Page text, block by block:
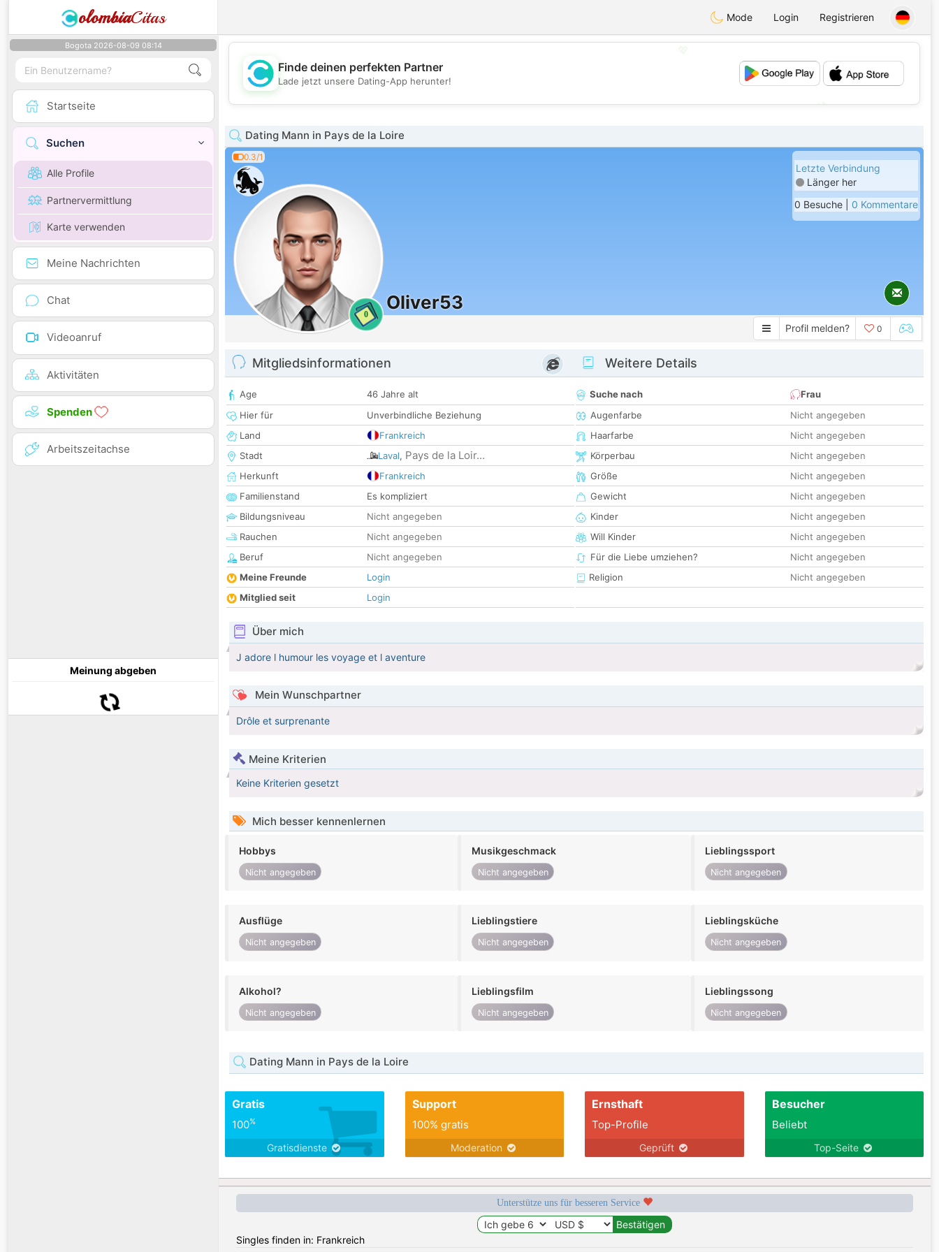
olombiaCitas Mode Login Registrieren
Bogota 2026-08-09 08:14
Startseite
Suchen
Alle Profile
Partnervermittlung
Karte verwenden
Meine Nachrichten
Chat
Videoanruf
Aktivitäten
Spenden
Arbeitszeitachse
Meinung abgeben
💖
💕
Finde deinen perfekten Partner
Lade jetzt unsere Dating-App herunter!
Dating Mann in Pays de la Loire
0.3/1
0
Oliver53
Letzte Verbindung
Länger her
0 Besuche | 0 Kommentare
Profil melden? 0
Mitgliedsinformationen
Age
46 Jahre alt
Hier für
Unverbindliche Beziehung
Land
Frankreich
Stadt
Laval, Pays de la Loir...
Herkunft
Frankreich
Familienstand
Es kompliziert
Bildungsniveau
Nicht angegeben
Rauchen
Nicht angegeben
Beruf
Nicht angegeben
Meine Freunde
Login
Mitglied seit
Login
Weitere Details
Suche nach
Frau
Augenfarbe
Nicht angegeben
Haarfarbe
Nicht angegeben
Körperbau
Nicht angegeben
Größe
Nicht angegeben
Gewicht
Nicht angegeben
Kinder
Nicht angegeben
Will Kinder
Nicht angegeben
Für die Liebe umziehen?
Nicht angegeben
Religion
Nicht angegeben
Über mich
J adore l humour les voyage et l aventure
Mein Wunschpartner
Drôle et surprenante
Meine Kriterien
Keine Kriterien gesetzt
Mich besser kennenlernen
Hobbys
Nicht angegeben
Musikgeschmack
Nicht angegeben
Lieblingssport
Nicht angegeben
Ausflüge
Nicht angegeben
Lieblingstiere
Nicht angegeben
Lieblingsküche
Nicht angegeben
Alkohol?
Nicht angegeben
Lieblingsfilm
Nicht angegeben
Lieblingssong
Nicht angegeben
Dating Mann in Pays de la Loire
Gratis
100%
Gratisdienste
Support
100% gratis
Moderation
Ernsthaft
Top-Profile
Geprüft
Besucher
Beliebt
Top-Seite
Unterstütze uns für besseren Service
Singles finden in: Frankreich